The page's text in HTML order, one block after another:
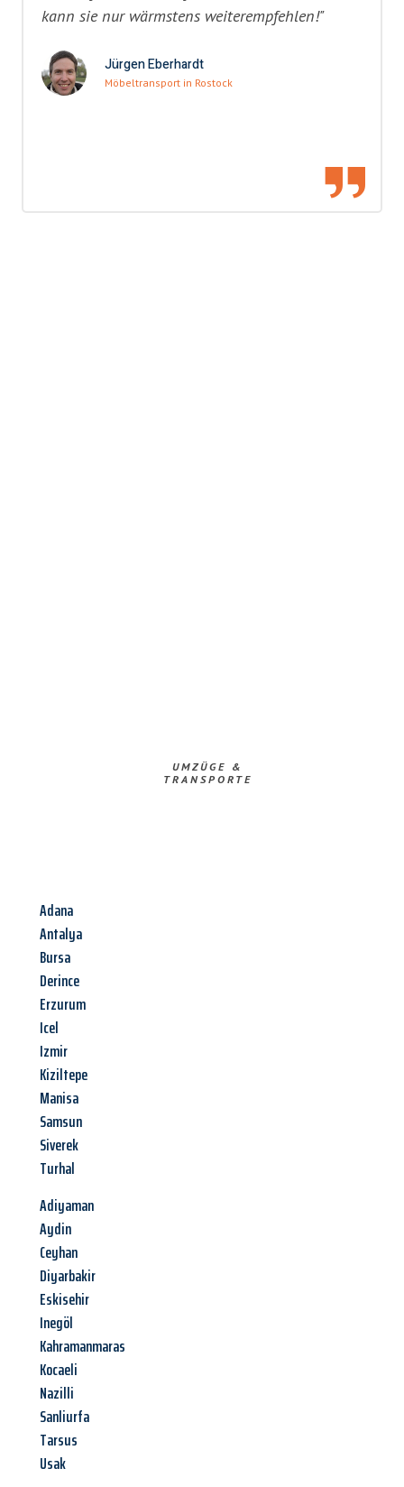
kann sie nur wärmstens weiterempfehlen!"
Jürgen Eberhardt
Möbeltransport in Rostock
UMZÜGE &
TRANSPORTE
Adana
Antalya
Bursa
Derince
Erzurum
Icel
Izmir
Kiziltepe
Manisa
Samsun
Siverek
Turhal
Adiyaman
Aydin
Ceyhan
Diyarbakir
Eskisehir
Inegöl
Kahramanmaras
Kocaeli
Nazilli
Sanliurfa
Tarsus
Usak